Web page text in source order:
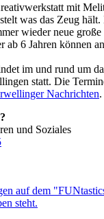
mit
was das Zeug hält.
wieder neue
ab 6 Jahren können
im und rund um
statt. Die
Nachrichten.
und Soziales